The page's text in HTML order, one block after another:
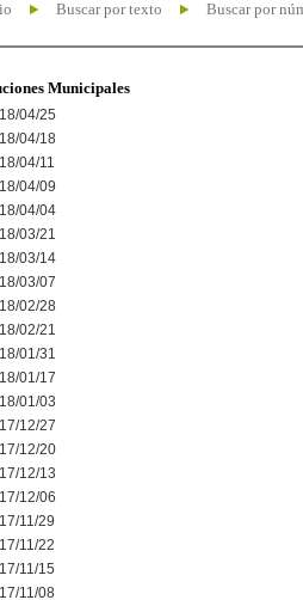
Buscar por texto Buscar por
Municipales
04/25
04/18
04/11
04/09
04/04
03/21
03/14
03/07
02/28
02/21
01/31
01/17
01/03
12/27
12/20
12/13
12/06
11/29
11/22
11/15
11/08